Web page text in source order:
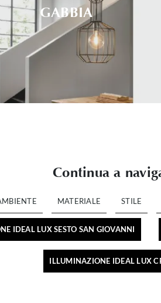
GABBIA
Continua a
MATERIALE STILE
IDEAL LUX SESTO SAN GIOVANNI
ILLUMINAZIONE IDEAL LUX